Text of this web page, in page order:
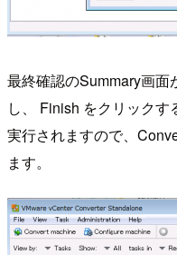
最終確認のSummary画
し、 Finish をクリック
実行されますので、
ます。